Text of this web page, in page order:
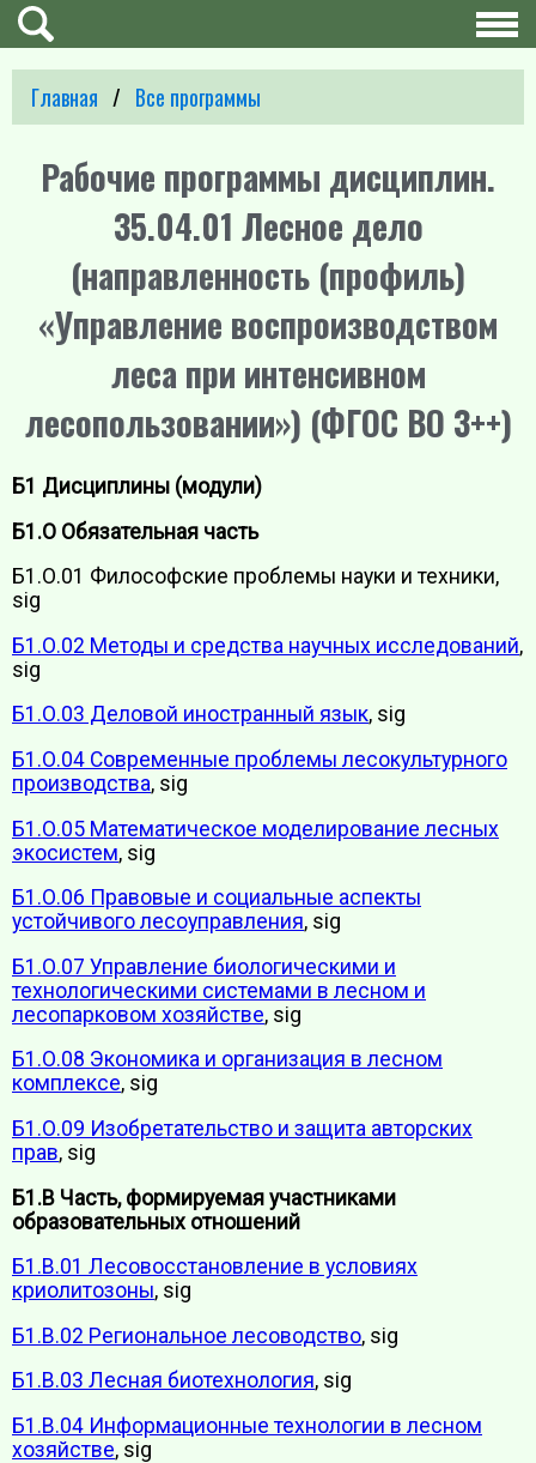
Главная Все программы
Рабочие программы дисциплин.
35.04.01 Лесное дело
(направленность (профиль)
«Управление воспроизводством
леса при интенсивном
лесопользовании») (ФГОС ВО 3++)
Б1 Дисциплины (модули)
Б1.О Обязательная часть
Б1.О.01 Философские проблемы науки и техники,
sig
Б1.О.02 Методы и средства научных исследований,
sig
Б1.О.03 Деловой иностранный язык, sig
Б1.О.04 Современные проблемы лесокультурного
производства, sig
Б1.О.05 Математическое моделирование лесных
экосистем, sig
Б1.О.06 Правовые и социальные аспекты
устойчивого лесоуправления, sig
Б1.О.07 Управление биологическими и
технологическими системами в лесном и
лесопарковом хозяйстве, sig
Б1.О.08 Экономика и организация в лесном
комплексе, sig
Б1.О.09 Изобретательство и защита авторских
прав, sig
Б1.В Часть, формируемая участниками
образовательных отношений
Б1.В.01 Лесовосстановление в условиях
криолитозоны, sig
Б1.В.02 Региональное лесоводство, sig
Б1.В.03 Лесная биотехнология, sig
Б1.В.04 Информационные технологии в лесном
хозяйстве, sig